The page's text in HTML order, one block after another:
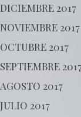
DICIEMBRE 2017
NOVIEMBRE 2017
OCTUBRE 2017
SEPTIEMBRE
AGOSTO 2017
JULIO 2017